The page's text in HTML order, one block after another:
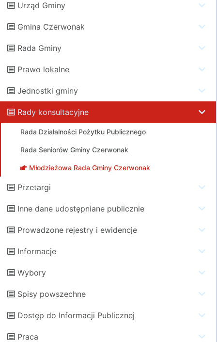
Urząd Gminy
Gmina Czerwonak
Rada Gminy
Prawo lokalne
Jednostki gminy
Rady konsultacyjne
Rada Działalności Pożytku Publicznego
Rada Seniorów Gminy Czerwonak
Młodzieżowa Rada Gminy Czerwonak
Przetargi
Inne dane udostępniane publicznie
Prowadzone rejestry i ewidencje
Informacje
Wybory
Spisy powszechne
Dostęp do Informacji Publicznej
Praca